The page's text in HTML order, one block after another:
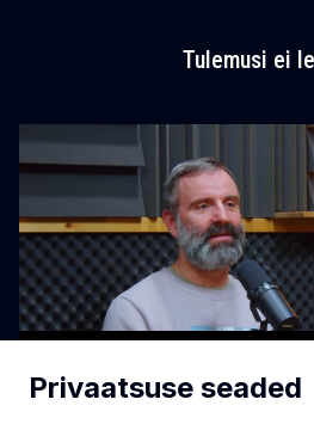
Tulemusi ei
Privaatsuse seaded